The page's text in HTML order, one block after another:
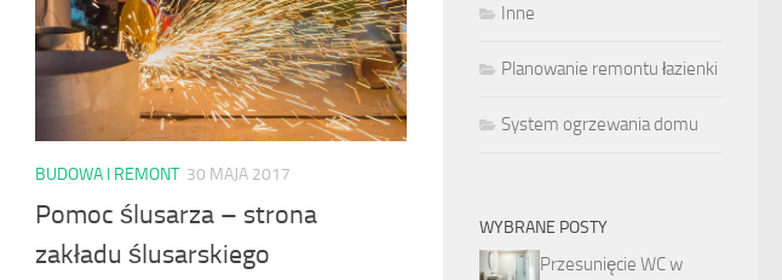
BUDOWA I REMONT 30 MAJA 2017
Pomoc ślusarza – strona
zakładu ślusarskiego
Inne
Planowanie remontu łazienki
System ogrzewania domu
WYBRANE POSTY
Przesunięcie WC w